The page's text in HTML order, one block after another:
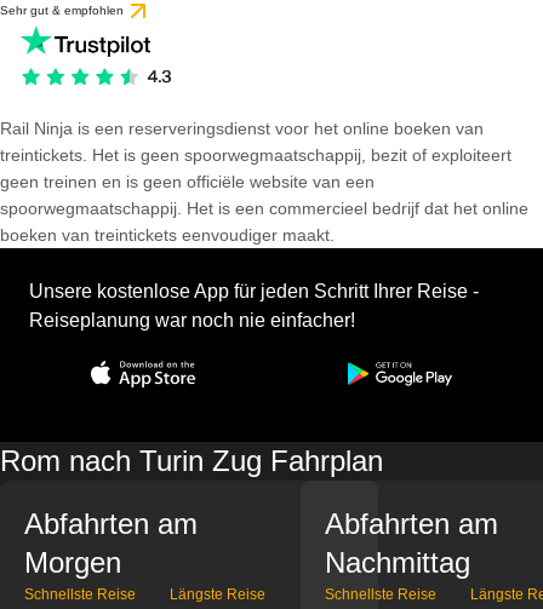
Sehr gut & empfohlen
Rail Ninja is een reserveringsdienst voor het online boeken van
treintickets. Het is geen spoorwegmaatschappij, bezit of exploiteert
geen treinen en is geen officiële website van een
spoorwegmaatschappij. Het is een commercieel bedrijf dat het online
boeken van treintickets eenvoudiger maakt.
Unsere kostenlose App für jeden Schritt Ihrer Reise -
Reiseplanung war noch nie einfacher!
Rom nach Turin Zug Fahrplan
Abfahrten am
Morgen
Schnellste Reise Längste Reise
Abfahrten am
Nachmittag
Schnellste Reise Längste